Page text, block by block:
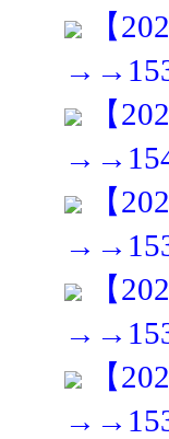
【
→→153
【
→→154
【
→→153
【
→→153
【
→→153